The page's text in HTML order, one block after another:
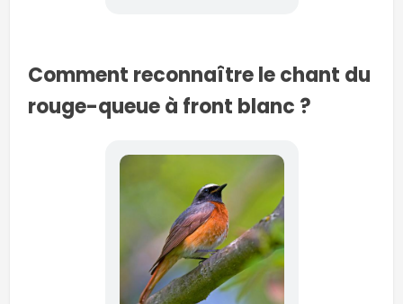
Comment reconnaître le chant du
rouge-queue à front blanc ?